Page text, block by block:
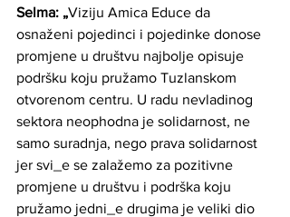
Selma: „Viziju Amica Educe da
osnaženi pojedinci i pojedinke donose
promjene u društvu najbolje opisuje
podršku koju pružamo Tuzlanskom
otvorenom centru. U radu nevladinog
sektora neophodna je solidarnost, ne
samo suradnja, nego prava solidarnost
jer svi_e se zalažemo za pozitivne
promjene u društvu i podrška koju
pružamo jedni_e drugima je veliki dio